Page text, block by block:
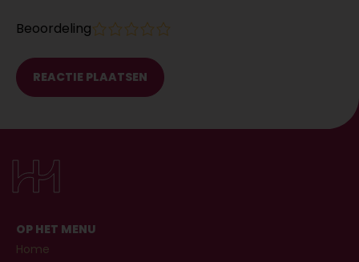
Beoordeling 4
3
2
1
OP HET MENU
Home